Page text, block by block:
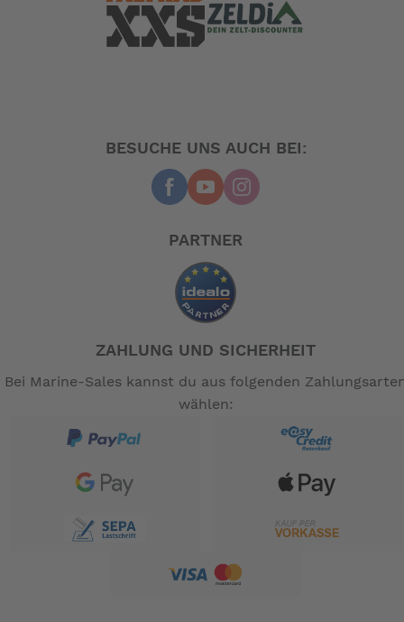
-- Auf Produktfotos angezeigte Dekorationsartikel
BESUCHE UNS AUCH BEI:
PARTNER
ZAHLUNG UND SICHERHEIT
Bei Marine-Sales kannst du aus folgenden
wählen: